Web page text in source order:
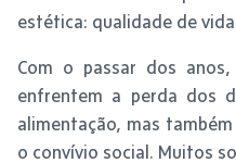
estética: qualidade de
Com o passar dos
enfrentem a perda dos
alimentação, mas
o convívio social. Muitos